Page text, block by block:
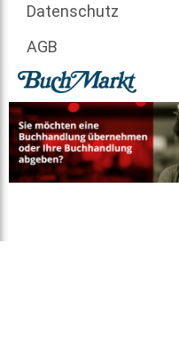
Datenschutz
AGB